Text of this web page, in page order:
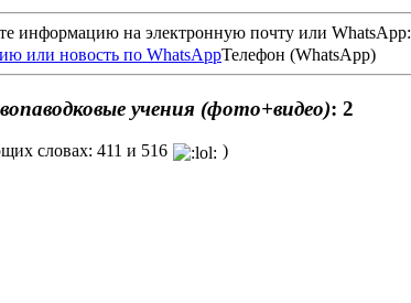
информацию на электронную почту или WhatsApp:
Телефон (WhatsApp)
учения (фото+видео): 2
словах: 411 и 516 )